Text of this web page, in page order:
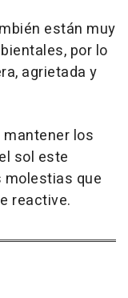
están muy
por lo
agrietada y
mantener los
sol este
molestias que
reactive.